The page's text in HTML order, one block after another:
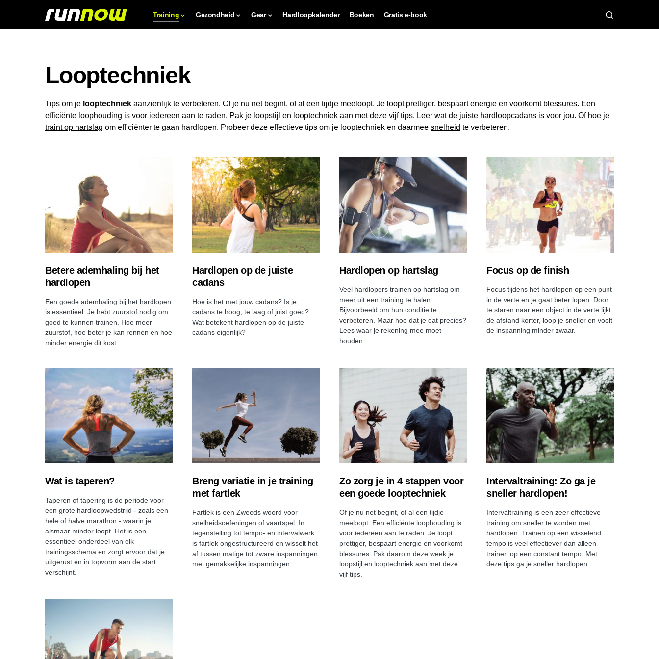
Training Gezondheid Gear Hardloopkalender Boeken Gratis e-book
Looptechniek
Tips om je looptechniek aanzienlijk te verbeteren. Of je nu net begint, of al een tijdje meeloopt. Je loopt prettiger, bespaart energie en voorkomt blessures. Een
efficiënte loophouding is voor iedereen aan te raden. Pak je loopstijl en looptechniek aan met deze vijf tips. Leer wat de juiste hardloopcadans is voor jou. Of hoe je
traint op hartslag om efficiënter te gaan hardlopen. Probeer deze effectieve tips om je looptechniek en daarmee snelheid te verbeteren.
Betere ademhaling bij het
hardlopen
Een goede ademhaling bij het hardlopen
is essentieel. Je hebt zuurstof nodig om
goed te kunnen trainen. Hoe meer
zuurstof, hoe beter je kan rennen en hoe
minder energie dit kost.
Hardlopen op de juiste
cadans
Hoe is het met jouw cadans? Is je
cadans te hoog, te laag of juist goed?
Wat betekent hardlopen op de juiste
cadans eigenlijk?
Hardlopen op hartslag
Veel hardlopers trainen op hartslag om
meer uit een training te halen.
Bijvoorbeeld om hun conditie te
verbeteren. Maar hoe dat je dat precies?
Lees waar je rekening mee moet
houden.
Focus op de finish
Focus tijdens het hardlopen op een punt
in de verte en je gaat beter lopen. Door
te staren naar een object in de verte lijkt
de afstand korter, loop je sneller en voelt
de inspanning minder zwaar.
Wat is taperen?
Taperen of tapering is de periode voor
een grote hardloopwedstrijd - zoals een
hele of halve marathon - waarin je
alsmaar minder loopt. Het is een
essentieel onderdeel van elk
trainingsschema en zorgt ervoor dat je
uitgerust en in topvorm aan de start
verschijnt.
Breng variatie in je training
met fartlek
Fartlek is een Zweeds woord voor
snelheidsoefeningen of vaartspel. In
tegenstelling tot tempo- en intervalwerk
is fartlek ongestructureerd en wisselt het
af tussen matige tot zware inspanningen
met gemakkelijke inspanningen.
Zo zorg je in 4 stappen voor
een goede looptechniek
Of je nu net begint, of al een tijdje
meeloopt. Een efficiënte loophouding is
voor iedereen aan te raden. Je loopt
prettiger, bespaart energie en voorkomt
blessures. Pak daarom deze week je
loopstijl en looptechniek aan met deze
vijf tips.
Intervaltraining: Zo ga je
sneller hardlopen!
Intervaltraining is een zeer effectieve
training om sneller te worden met
hardlopen. Trainen op een wisselend
tempo is veel effectiever dan alleen
trainen op een constant tempo. Met
deze tips ga je sneller hardlopen.